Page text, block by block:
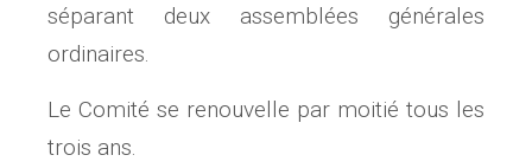
séparant deux assemblées générales
ordinaires.
Le Comité se renouvelle par moitié tous les
trois ans.